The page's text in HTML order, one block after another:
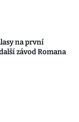
na první
závod Romana